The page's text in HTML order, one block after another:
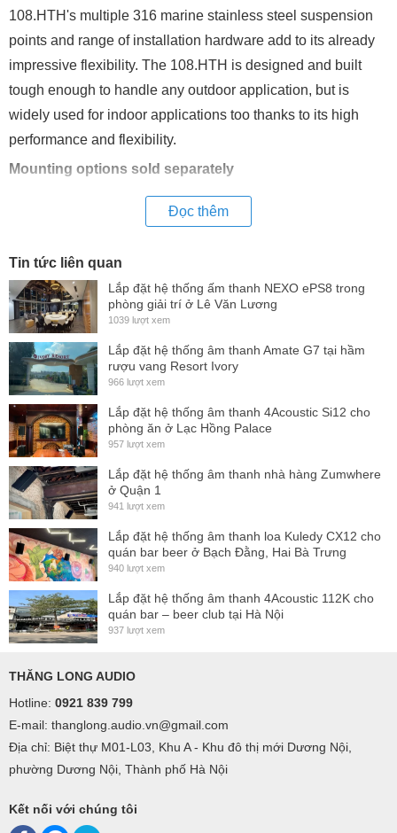
108.HTH's multiple 316 marine stainless steel suspension
points and range of installation hardware add to its already
impressive flexibility. The 108.HTH is designed and built
tough enough to handle any outdoor application, but is
widely used for indoor applications too thanks to its high
performance and flexibility.
Mounting options sold separately
Đọc thêm
Tin tức liên quan
Lắp đặt hệ thống ấm thanh NEXO ePS8 trong
phòng giải trí ở Lê Văn Lương
1039 lượt xem
Lắp đặt hệ thống âm thanh Amate G7 tại hầm
rượu vang Resort Ivory
966 lượt xem
Lắp đặt hệ thống âm thanh 4Acoustic Si12 cho
phòng ăn ở Lạc Hồng Palace
957 lượt xem
Lắp đặt hệ thống âm thanh nhà hàng Zumwhere
ở Quận 1
941 lượt xem
Lắp đặt hệ thống âm thanh loa Kuledy CX12 cho
quán bar beer ở Bạch Đằng, Hai Bà Trưng
940 lượt xem
Lắp đặt hệ thống âm thanh 4Acoustic 112K cho
quán bar – beer club tại Hà Nội
937 lượt xem
THĂNG LONG AUDIO
Hotline: 0921 839 799
E-mail: thanglong.audio.vn@gmail.com
Địa chỉ: Biệt thự M01-L03, Khu A - Khu đô thị mới Dương Nội,
phường Dương Nội, Thành phố Hà Nội
Kết nối với chúng tôi